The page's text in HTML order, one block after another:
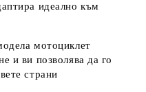
идеално към
мотоциклет
и ви позволява да го
страни